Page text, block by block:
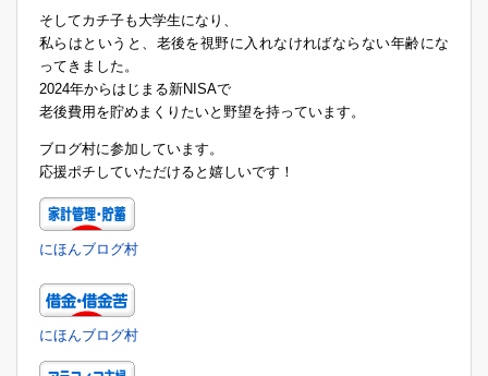
そしてカチ子も大学生になり、
私らはというと、老後を視野に入れなければならない年齢にな
ってきました。
2024年からはじまる新NISAで
老後費用を貯めまくりたいと野望を持っています。
ブログ村に参加しています。
応援ポチしていただけると嬉しいです！
にほんブログ村
にほんブログ村